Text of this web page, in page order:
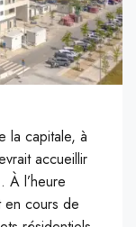
la capitale, à
accueillir
À l’heure
en cours de